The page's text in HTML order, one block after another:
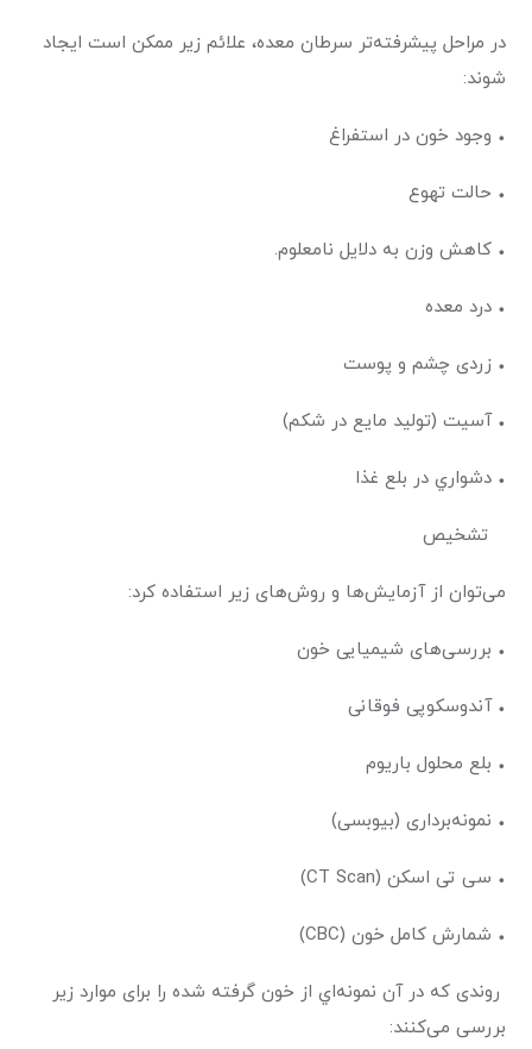
در مراحل پیشرفته‌تر سرطان معده، علائم زیر ممکن است ايجاد
شوند:
• وجود خون در استفراغ
• حالت تهوع
• کاهش وزن به دلایل نامعلوم.
• درد معده
• زردی چشم و پوست
• آسیت (تولید مایع در شکم)
• دشواري در بلع غذا
تشخیص
می‌توان از آزمایش‌ها و روش‌های زیر استفاده کرد:
• بررسی‌های شیمیایی خون
• آندوسکوپی فوقانی
• بلع محلول باریوم
• نمونه‌برداری (بیوبسی)
• سی تی اسکن (CT Scan)
• شمارش کامل خون (CBC)
روندی که در آن نمونه‌اي از خون گرفته شده را برای موارد زیر
بررسی می‌کنند: